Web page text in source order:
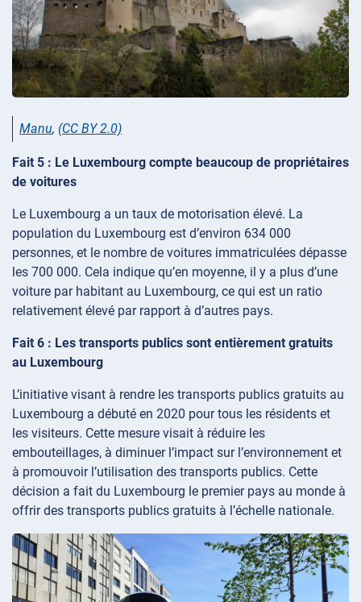
Manu, (CC BY 2.0)
Fait 5 : Le Luxembourg compte beaucoup de propriétaires
de voitures
Le Luxembourg a un taux de motorisation élevé. La
population du Luxembourg est d’environ 634 000
personnes, et le nombre de voitures immatriculées dépasse
les 700 000. Cela indique qu’en moyenne, il y a plus d’une
voiture par habitant au Luxembourg, ce qui est un ratio
relativement élevé par rapport à d’autres pays.
Fait 6 : Les transports publics sont entièrement gratuits
au Luxembourg
L’initiative visant à rendre les transports publics gratuits au
Luxembourg a débuté en 2020 pour tous les résidents et
les visiteurs. Cette mesure visait à réduire les
embouteillages, à diminuer l’impact sur l’environnement et
à promouvoir l’utilisation des transports publics. Cette
décision a fait du Luxembourg le premier pays au monde à
offrir des transports publics gratuits à l’échelle nationale.